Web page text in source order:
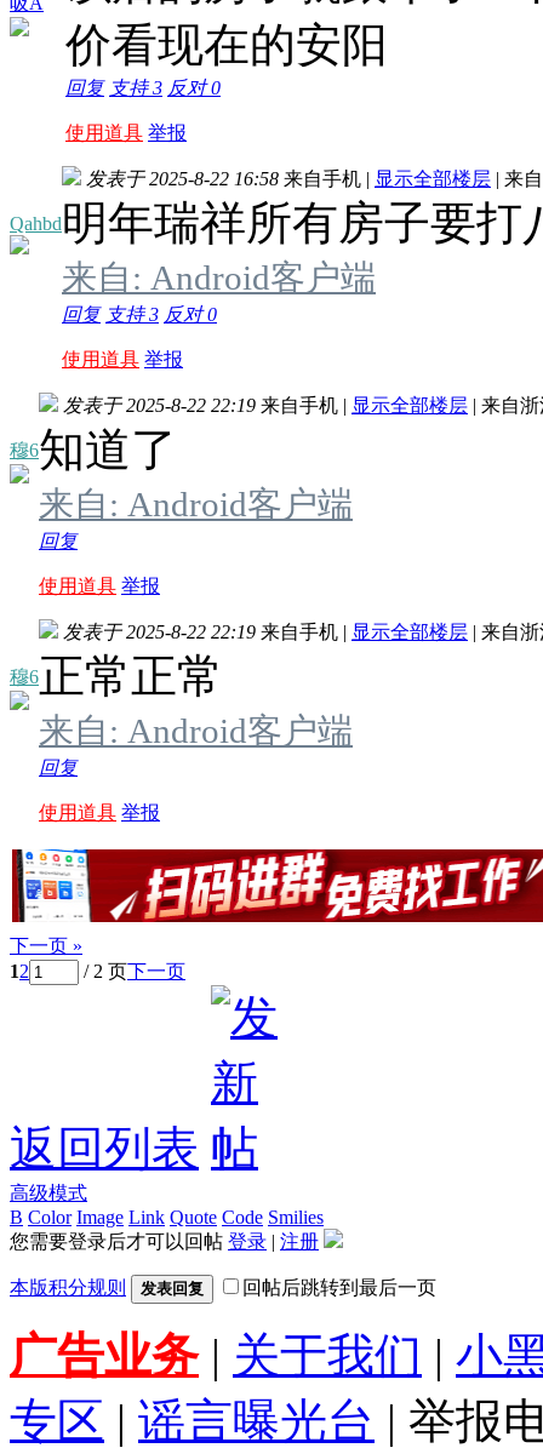
价看现在的安阳
回复 支持3 反对0
使用道具 举报
Qahbd
发表于 2025-8-22 16:58 来自手机 | 显示全部楼层 | 来
明年瑞祥所有房子要打
来自: Android客户端
回复 支持3 反对0
使用道具 举报
穆6
发表于 2025-8-22 22:19 来自手机 | 显示全部楼层 | 来自浙
知道了
来自: Android客户端
回复
使用道具 举报
穆6
发表于 2025-8-22 22:19 来自手机 | 显示全部楼层 | 来自浙
正常正常
来自: Android客户端
回复
使用道具 举报
下一页 »
12 / 2 页下一页
返回列表
高级模式
B Color Image Link Quote Code Smilies
您需要登录后才可以回帖 登录 | 注册
本版积分规则 发表回复 回帖后跳转到最后一页
广告业务| 关于我们 | 小
专区 | 谣言曝光台 | 举报